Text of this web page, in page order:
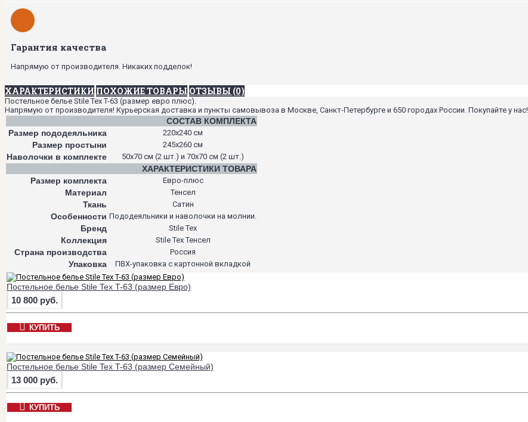
Гарантия качества
Напрямую от производителя. Никаких подделок!
ХАРАКТЕРИСТИКИ ПОХОЖИЕ ТОВАРЫ ОТЗЫВЫ (0)
Постельное белье Stile Tex T-63 (размер евро плюс).
Напрямую от производителя! Курьерская доставка и пункты самовывоза в Москве, Санкт-Петербурге и 650 городах России. Покупайте у нас!
СОСТАВ КОМПЛЕКТА
Размер пододеяльника
220х240 см
Размер простыни 245х260 см
Наволочки в комплекте 50х70 см (2 шт.) и 70х70 см (2 шт.)
ХАРАКТЕРИСТИКИ ТОВАРА
Размер комплекта
Евро-плюс
Материал Тенсел
Ткань Сатин
Особенности Пододеяльники и наволочки на молнии.
Бренд Stile Tex
Коллекция Stile Tex Тенсел
Страна производства Россия
Упаковка ПВХ-упаковка с картонной вкладкой
Постельное белье Stile Tex T-63 (размер Евро)
10 800 руб.
КУПИТЬ
Постельное белье Stile Tex T-63 (размер Семейный)
13 000 руб.
КУПИТЬ